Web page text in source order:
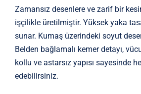
Zamansız desenlere ve zarif bir
işçilikle üretilmiştir. Yüksek yaka
sunar. Kumaş üzerindeki soyut
Belden bağlamalı kemer detayı,
kollu ve astarsız yapısı sayesinde
edebilirsiniz.